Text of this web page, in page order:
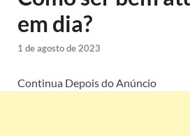
em dia?
1 de agosto de 2023
Continua Depois do Anúncio